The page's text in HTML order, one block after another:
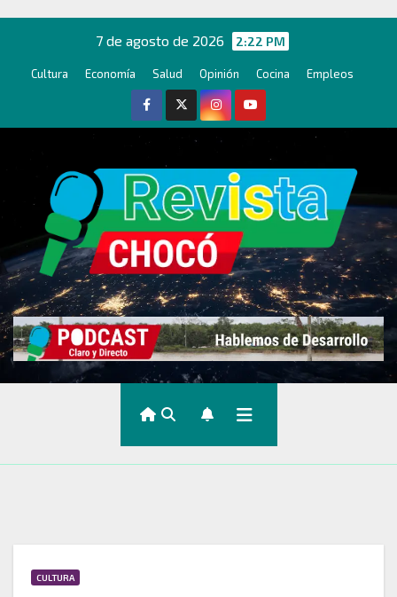
contenido
7 de agosto de 2026 2:22 PM
Cultura Economía Salud Opinión Cocina Empleos
CULTURA